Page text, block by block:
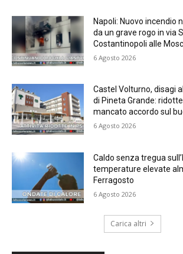
Napoli: Nuovo incendio
da un grave rogo in via
Costantinopoli alle
6 Agosto 2026
Castel Volturno, disagi
di Pineta Grande:
mancato accordo sul
6 Agosto 2026
Caldo senza tregua
temperature elevate
Ferragosto
6 Agosto 2026
Carica altri